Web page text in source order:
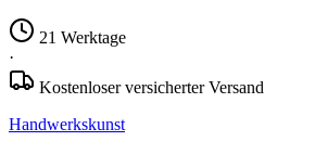
21 Werktage
·
Kostenloser versicherter Versand
Handwerkskunst